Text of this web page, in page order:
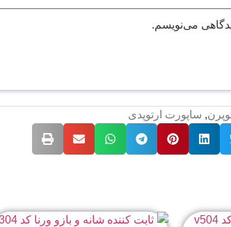
می‌نویسم.
, ساپورت ارتوپدی